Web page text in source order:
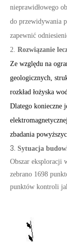
nieprawidłowego
do przewidywania
zapewnić
2. Rozwiązanie
Ze względu na
geologicznych,
rozkład łożyska
Dlatego konieczne
zbadania
3. Sytuacja
Obszar eksploracji
zebrano 1698
punktów kontroli